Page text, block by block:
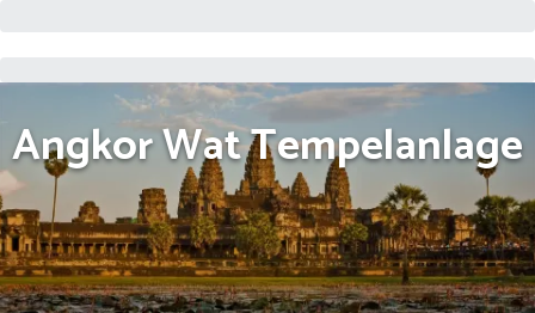
Angkor Wat Tempelanlage